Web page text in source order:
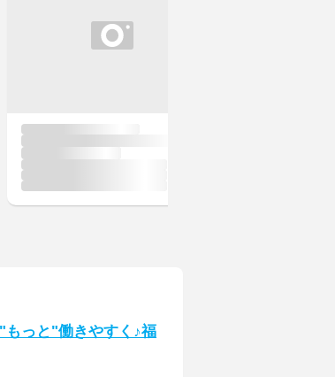
もっと"働きやすく♪福